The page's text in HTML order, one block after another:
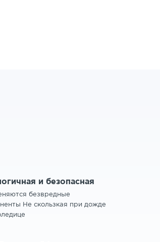
и безопасная
безвредные
Не скользкая при дожде